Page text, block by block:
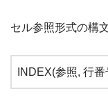
セル参照形式の構
INDEX(参照, 行